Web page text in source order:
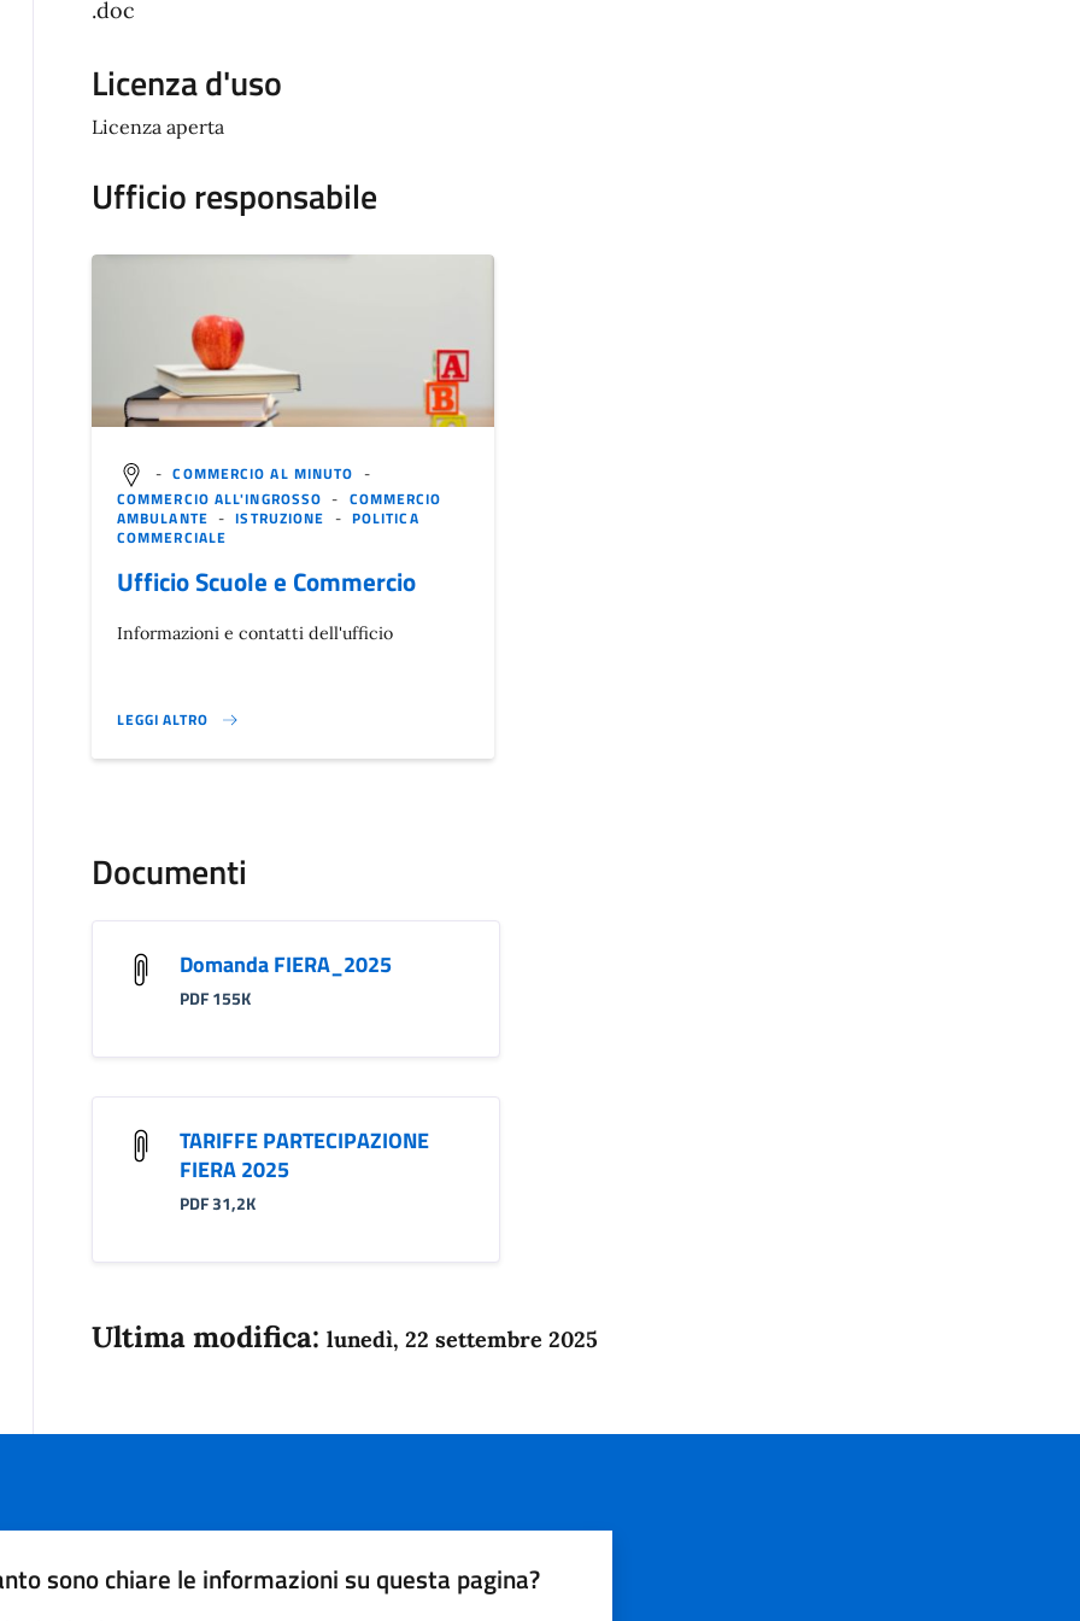
.doc
Licenza d'uso
Licenza aperta
Ufficio responsabile
- COMMERCIO AL MINUTO -
COMMERCIO ALL'INGROSSO - COMMERCIO
AMBULANTE -ISTRUZIONE - POLITICA
COMMERCIALE
Ufficio Scuole e Commercio
Informazioni e contatti dell'ufficio
LEGGI ALTRO
}
Documenti
Domanda FIERA_2025
PDF 155K
TARIFFE PARTECIPAZIONE
FIERA 2025
PDF 31,2K
Ultima modifica: lunedì, 22 settembre 2025
sono chiare le informazioni su questa pagina?